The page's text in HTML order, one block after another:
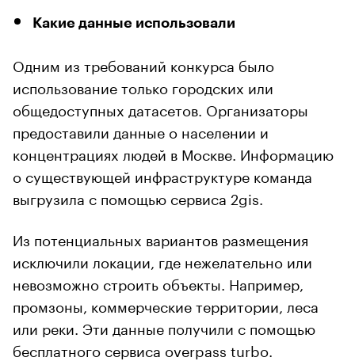
Какие данные использовали
Одним из требований конкурса было
использование только городских или
общедоступных датасетов. Организаторы
предоставили данные о населении и
концентрациях людей в Москве. Информацию
о существующей инфраструктуре команда
выгрузила с помощью сервиса 2gis.
Из потенциальных вариантов размещения
исключили локации, где нежелательно или
невозможно строить объекты. Например,
промзоны, коммерческие территории, леса
или реки. Эти данные получили с помощью
бесплатного сервиса overpass turbo.